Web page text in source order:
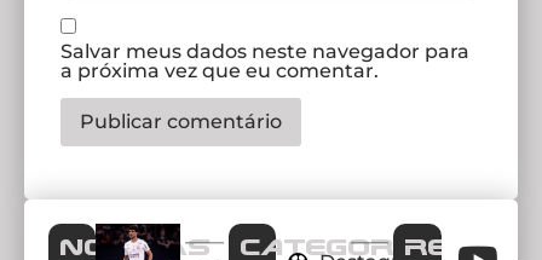
Salvar meus dados neste navegador para
a próxima vez que eu comentar.
Notícias CATEGORIASREDES